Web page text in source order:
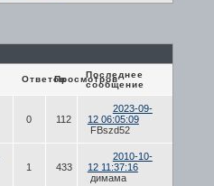
ОтветовПросмотров
Последнее
сообщение
0
112
2023-09-
12 06:05:09
FBszd52
1 433
2010-10-
12 11:37:16
димама